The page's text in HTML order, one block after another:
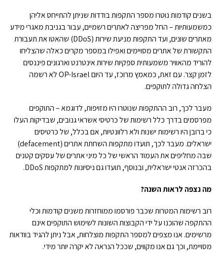
בשנים קודמות נוטרו מספר התקפות בודדות שניתן להתייחס אליהן
כמשמעותיות – החל מפריצה לאתרים רשמיים, עבור בגניבת מאגרי מידע
מאתרים שונים, ועד התקפות מניעת שירות (DDoS) שהאטו את תעבורת
התקשורת של אתרים מסויימים ואפילו במספר מקרים כאלה שהצליחו
להוריד מהאוויר משמעותית ספקיות שירות אינטרנט וארגונים פיננסים
לזמן קצר. עם זאת, כמאמץ מרוכז, עד היום OP-Israel לא רשמה
הצלחה גדולה לתוקפים.
מעבר לכך, רוב ההתקפות שנוטרו היו מזויפות, לדוגמא – התוקפים
מפרסמים בדרך כלל רשימות של כרטיסי אשראי גנובים, שבדיקות העלו
כי ברובן היו רשימות ישנות ולא רלוונטיות, אם בכלל, של כרטיסים
ישראלים. מעבר לכך, תועדו מתקפות השחתת אתרים (defacement)
שבה מחליפים את העמוד הראשי של כל מיני אתרים של עסקים קטנים
בהכרזה אנטי ישראלית, ובנוסף, תועדו גם ניסיונות למתקפות DDoS.
מה נצפה לראות השנה?
רוב רשימות המטרות שכבר פורסמו ממוחזרות משנים קודמות וכלי
ההתקפה שהוכנו על ידי הקבוצות השונות לשימוש התוקפים אינם
מרשימים. אנו מצפים למספר התקפות מוצלחות, אבל ניתן להגיד בוודאות
מסויימת, וכך גם אנו מקווים, שככל הנראה לא יקרה יותר מידי.